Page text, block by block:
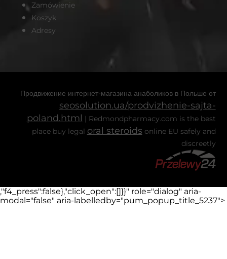
Zamówienie
Koszyk
Adresy
Продвижение интернет-магазина анаболиков в Польше от
seosolution.ua/prodvizhenie-sajta-
poland.html | Redmondpharmacy.com is the best
place buy legal oral steroids online EU safely and
discreetly
,"f4_press":false},"click_open":[]}}" role="dialog" aria-
modal="false" aria-labelledby="pum_popup_title_5237">